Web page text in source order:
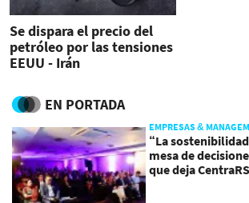
Se dispara el precio del
petróleo por las tensiones
EEUU - Irán
EN PORTADA
EMPRESAS &
“La
mesa de
que deja